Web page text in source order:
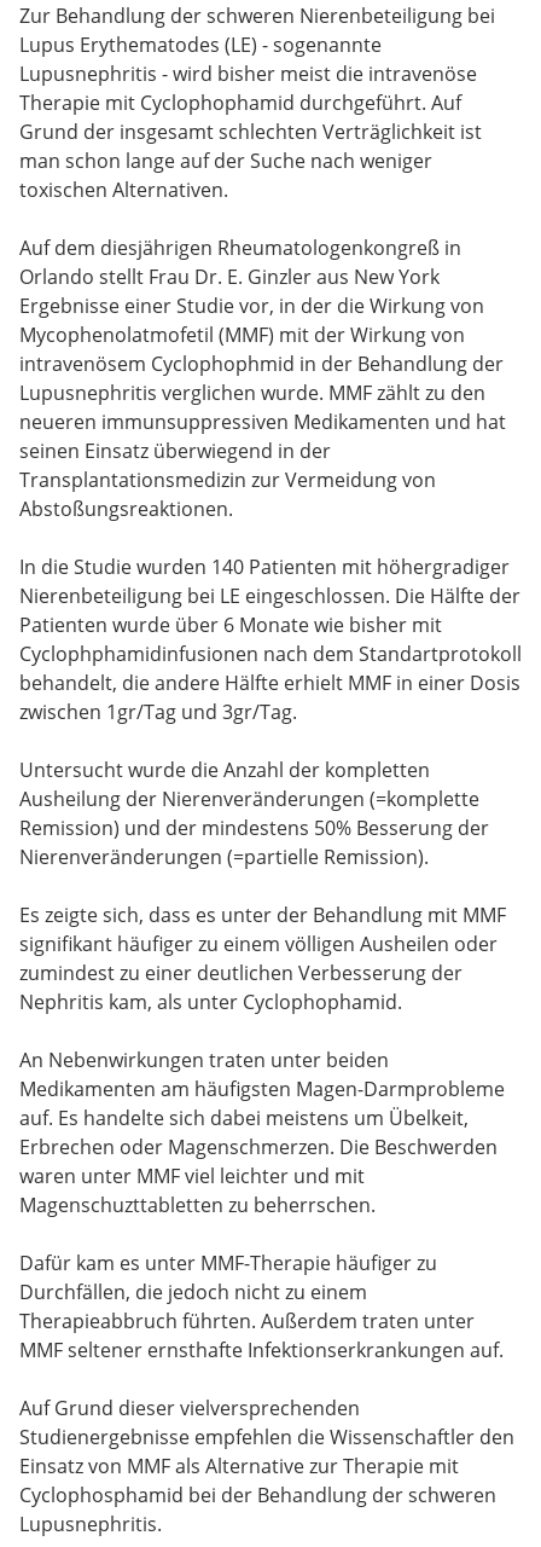
Zur Behandlung der schweren Nierenbeteiligung bei
Lupus Erythematodes (LE) - sogenannte
Lupusnephritis - wird bisher meist die intravenöse
Therapie mit Cyclophophamid durchgeführt. Auf
Grund der insgesamt schlechten Verträglichkeit ist
man schon lange auf der Suche nach weniger
toxischen Alternativen.
Auf dem diesjährigen Rheumatologenkongreß in
Orlando stellt Frau Dr. E. Ginzler aus New York
Ergebnisse einer Studie vor, in der die Wirkung von
Mycophenolatmofetil (MMF) mit der Wirkung von
intravenösem Cyclophophmid in der Behandlung der
Lupusnephritis verglichen wurde. MMF zählt zu den
neueren immunsuppressiven Medikamenten und hat
seinen Einsatz überwiegend in der
Transplantationsmedizin zur Vermeidung von
Abstoßungsreaktionen.
In die Studie wurden 140 Patienten mit höhergradiger
Nierenbeteiligung bei LE eingeschlossen. Die Hälfte der
Patienten wurde über 6 Monate wie bisher mit
Cyclophphamidinfusionen nach dem Standartprotokoll
behandelt, die andere Hälfte erhielt MMF in einer Dosis
zwischen 1gr/Tag und 3gr/Tag.
Untersucht wurde die Anzahl der kompletten
Ausheilung der Nierenveränderungen (=komplette
Remission) und der mindestens 50% Besserung der
Nierenveränderungen (=partielle Remission).
Es zeigte sich, dass es unter der Behandlung mit MMF
signifikant häufiger zu einem völligen Ausheilen oder
zumindest zu einer deutlichen Verbesserung der
Nephritis kam, als unter Cyclophophamid.
An Nebenwirkungen traten unter beiden
Medikamenten am häufigsten Magen-Darmprobleme
auf. Es handelte sich dabei meistens um Übelkeit,
Erbrechen oder Magenschmerzen. Die Beschwerden
waren unter MMF viel leichter und mit
Magenschuzttabletten zu beherrschen.
Dafür kam es unter MMF-Therapie häufiger zu
Durchfällen, die jedoch nicht zu einem
Therapieabbruch führten. Außerdem traten unter
MMF seltener ernsthafte Infektionserkrankungen auf.
Auf Grund dieser vielversprechenden
Studienergebnisse empfehlen die Wissenschaftler den
Einsatz von MMF als Alternative zur Therapie mit
Cyclophosphamid bei der Behandlung der schweren
Lupusnephritis.